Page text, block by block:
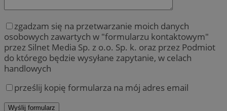
zgadzam się na przetwarzanie moich danych
osobowych zawartych w "formularzu kontaktowym"
przez Silnet Media Sp. z o.o. Sp. k. oraz przez Podmiot
do którego będzie wysyłane zapytanie, w celach
handlowych
prześlij kopię formularza na mój adres email